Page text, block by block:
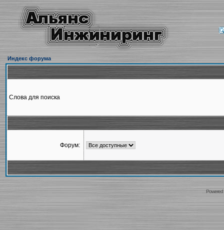
Индекс форума
Слова для поиска
Форум: